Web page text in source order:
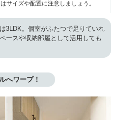
サイズや配置に注意しましょう。
3LDK。個室がふたつで足りていれ
ースや収納部屋として活用しても
へワープ！